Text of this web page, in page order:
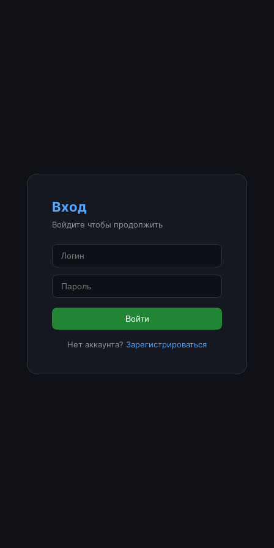
Вход
Войдите чтобы продолжить
Войти
Нет аккаунта? Зарегистрироваться